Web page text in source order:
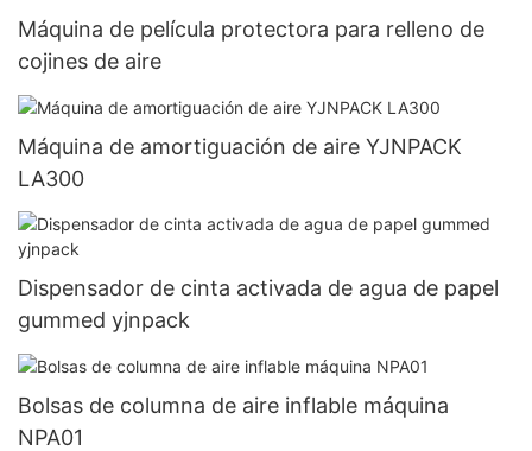
Máquina de película protectora para relleno de
cojines de aire
Máquina de amortiguación de aire YJNPACK
LA300
Dispensador de cinta activada de agua de papel
gummed yjnpack
Bolsas de columna de aire inflable máquina
NPA01